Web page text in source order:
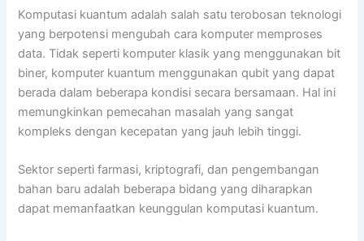
Komputasi kuantum adalah salah satu terobosan teknologi
yang berpotensi mengubah cara komputer memproses
data. Tidak seperti komputer klasik yang menggunakan bit
biner, komputer kuantum menggunakan qubit yang dapat
berada dalam beberapa kondisi secara bersamaan. Hal ini
memungkinkan pemecahan masalah yang sangat
kompleks dengan kecepatan yang jauh lebih tinggi.
Sektor seperti farmasi, kriptografi, dan pengembangan
bahan baru adalah beberapa bidang yang diharapkan
dapat memanfaatkan keunggulan komputasi kuantum.